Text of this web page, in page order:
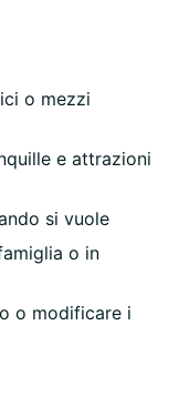
o mezzi
e attrazioni
si vuole
o in
o modificare i